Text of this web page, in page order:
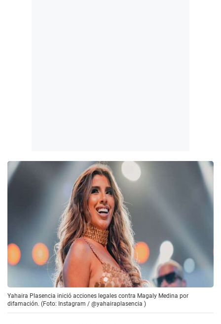
Yahaira Plasencia inició acciones legales contra Magaly Medina por
difamación. (Foto: Instagram / @yahairaplasencia )